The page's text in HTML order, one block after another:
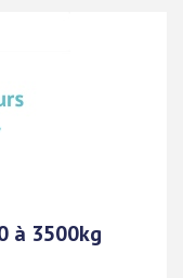
à 3500kg